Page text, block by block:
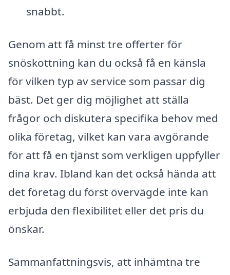
snabbt.
Genom att få minst tre offerter för
snöskottning kan du också få en känsla
för vilken typ av service som passar dig
bäst. Det ger dig möjlighet att ställa
frågor och diskutera specifika behov med
olika företag, vilket kan vara avgörande
för att få en tjänst som verkligen uppfyller
dina krav. Ibland kan det också hända att
det företag du först övervägde inte kan
erbjuda den flexibilitet eller det pris du
önskar.
Sammanfattningsvis, att inhämtna tre